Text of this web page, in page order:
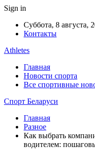
Sign in
Суббота, 8 августа,
Контакты
Athletes
Главная
Новости спорта
Все спортивные
Спорт Беларуси
Главная
Разное
Как выбрать
водителем: